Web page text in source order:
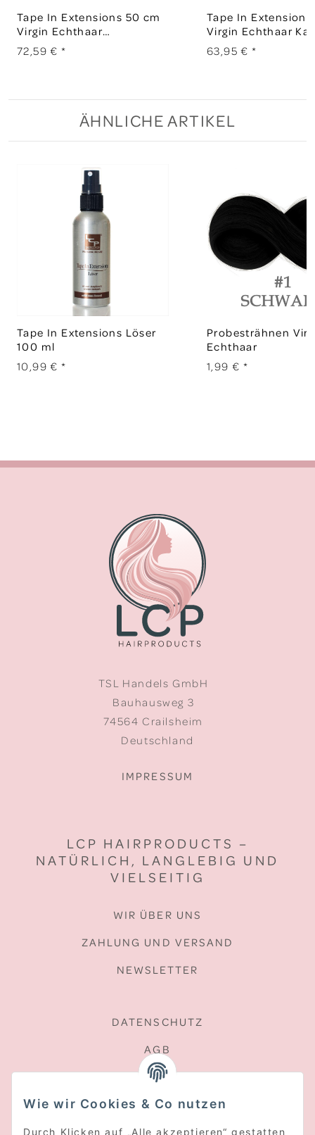
Tape In Extensions 50 cm
Virgin Echthaar
Mittelblond 18
72,59 €*
Tape In
Virgin Echthaar
06
63,95 €*
ÄHNLICHE ARTIKEL
Tape In Extensions Löser
100 ml
10,99 €*
Probesträhnen
Echthaar
1,99 € *
TSL Handels GmbH
Bauhausweg 3
74564 Crailsheim
Deutschland
IMPRESSUM
LCP HAIRPRODUCTS –
NATÜRLICH, LANGLEBIG UND
VIELSEITIG
WIR ÜBER UNS
ZAHLUNG UND VERSAND
NEWSLETTER
DATENSCHUTZ
AGB
SITEMAP
WIDERRUFSRECHT
Wie wir Cookies & Co nutzen
Durch Klicken auf „Alle akzeptieren“ gestatten